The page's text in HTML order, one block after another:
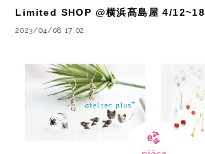
Limited SHOP @横浜髙島屋 4/12~18
2023/04/08 17:02